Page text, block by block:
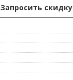
Запросить скидку